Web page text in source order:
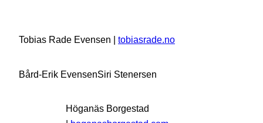
Tobias Rade Evensen | tobiasrade.no
Bård-Erik EvensenSiri Stenersen
Höganäs Borgestad